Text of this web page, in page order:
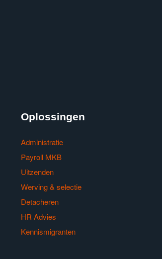
Oplossingen
Administratie
Payroll MKB
Uitzenden
Werving & selectie
Detacheren
HR Advies
Kennismigranten